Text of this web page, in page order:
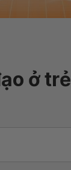
ở trẻ